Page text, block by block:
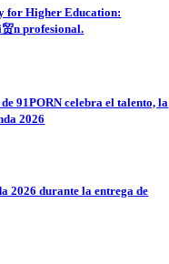
for Higher Education:
n profesional.
91PORN celebra el talento, la
2026
2026 durante la entrega de